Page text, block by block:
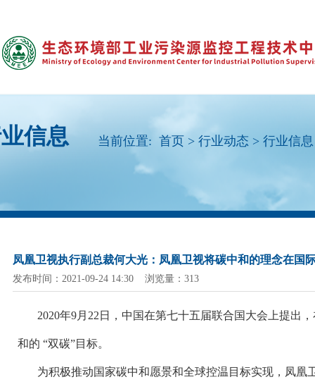
信息 当前位置: 首页 > 行业动态 > 行业信息
凤凰卫视执行副总裁何大光：凤凰卫视将碳中和的理念在国
发布时间：2021-09-24 14:30 浏览量：313
2020年9月22日，中国在第七十五届联合国大会上提出
和的 “双碳”目标。
为积极推动国家碳中和愿景和全球控温目标实现，凤凰